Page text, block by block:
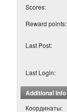
Scores:
Reward points:
Last Post:
Last Login:
Additional Info
Координаты: